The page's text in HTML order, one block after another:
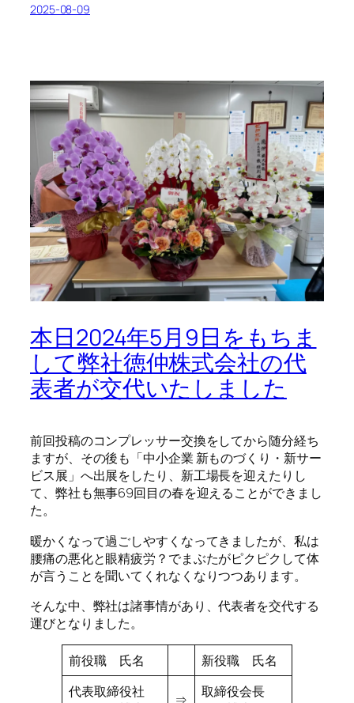
2025-08-09
本日2024年5月9日をもちま
して弊社徳仲株式会社の代
表者が交代いたしました
前回投稿のコンプレッサー交換をしてから随分経ち
ますが、その後も「中小企業 新ものづくり・新サー
ビス展」へ出展をしたり、新工場長を迎えたりし
て、弊社も無事69回目の春を迎えることができまし
た。
暖かくなって過ごしやすくなってきましたが、私は
腰痛の悪化と眼精疲労？でまぶたがピクピクして体
が言うことを聞いてくれなくなりつつあります。
そんな中、弊社は諸事情があり、代表者を交代する
運びとなりました。
前役職 氏名
新役職 氏名
代表取締役社
取締役会長